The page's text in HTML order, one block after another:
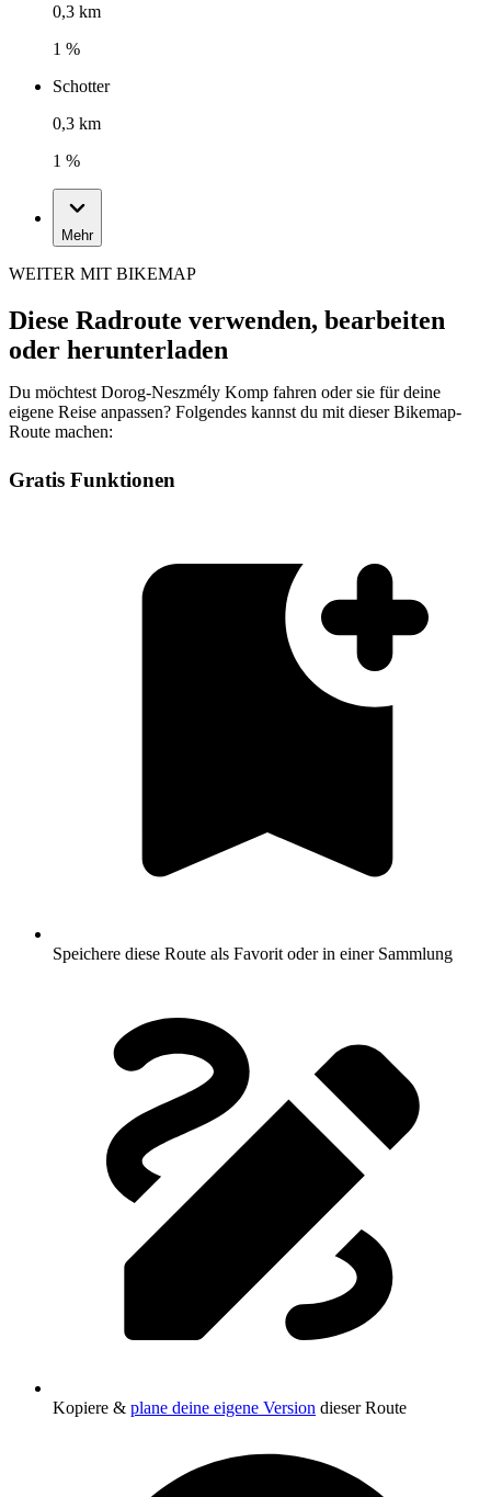
0,3 km
1 %
Schotter
0,3 km
1 %
Mehr
WEITER MIT BIKEMAP
Diese Radroute verwenden, bearbeiten
oder herunterladen
Du möchtest Dorog-Neszmély Komp fahren oder sie für deine
eigene Reise anpassen? Folgendes kannst du mit dieser Bikemap-
Route machen:
Gratis Funktionen
Speichere diese Route als Favorit oder in einer Sammlung
Kopiere & plane deine eigene Version dieser Route